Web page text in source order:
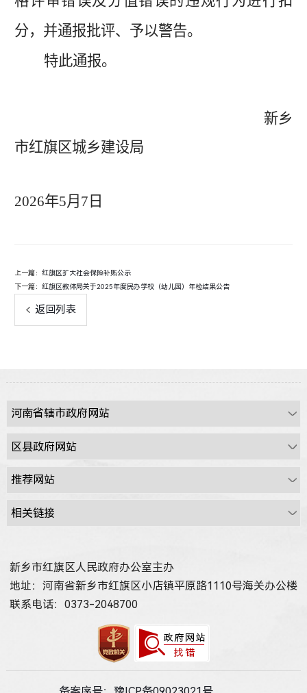
分，并通报批评、 予以警告。
特此通报。
新乡
市红旗区城乡建设局
2026年5月7日
上一篇：红旗区扩大社会保险补贴公示
下一篇：红旗区教体局关于2025年度民办学校（幼儿园）年检结果公告
返回列表
新乡市红旗区人民政府办公室主办
地址：河南省新乡市红旗区小店镇平原路1110号海关办公楼
联系电话：0373-2048700